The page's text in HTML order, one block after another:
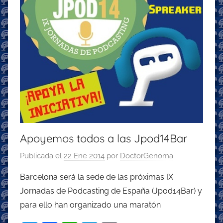
Apoyemos todos a las Jpod14Bar
Publicada el 22 Ene 2014 por DoctorGenoma
Barcelona será la sede de las próximas IX
Jornadas de Podcasting de España (Jpod14Bar) y
para ello han organizado una maratón